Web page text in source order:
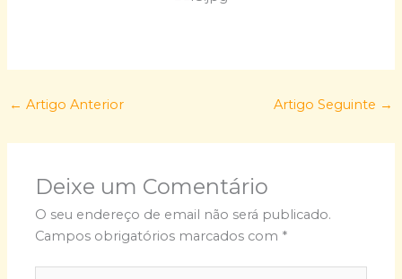
← Artigo Anterior Artigo Seguinte →
Deixe um Comentário
O seu endereço de email não será publicado.
Campos obrigatórios marcados com *